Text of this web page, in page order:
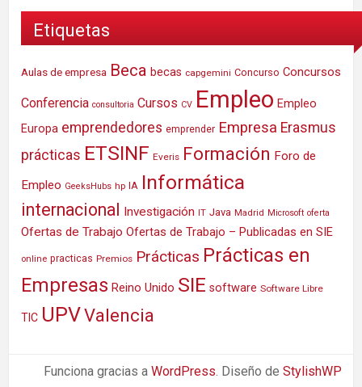
Etiquetas
Aulas de empresa Beca becas capgemini Concurso Concursos
Conferencia consultoria Cursos CV Empleo Empleo
Europa emprendedores emprender Empresa Erasmus
prácticas ETSINF Everis Formación Foro de
Empleo GeeksHubs hp IA Informática
internacional Investigación IT Java Madrid Microsoft oferta
Ofertas de Trabajo Ofertas de Trabajo – Publicadas en SIE
online practicas Premios Prácticas Prácticas en
Empresas Reino Unido SIE software Software Libre
TIC UPVValencia
Funciona gracias a WordPress. Diseño de StylishWP